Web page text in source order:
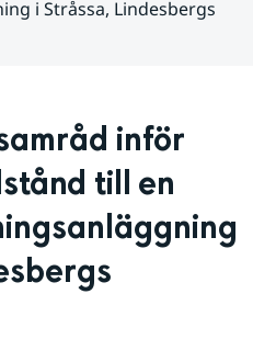
i Stråssa, Lindesbergs
inför
till en